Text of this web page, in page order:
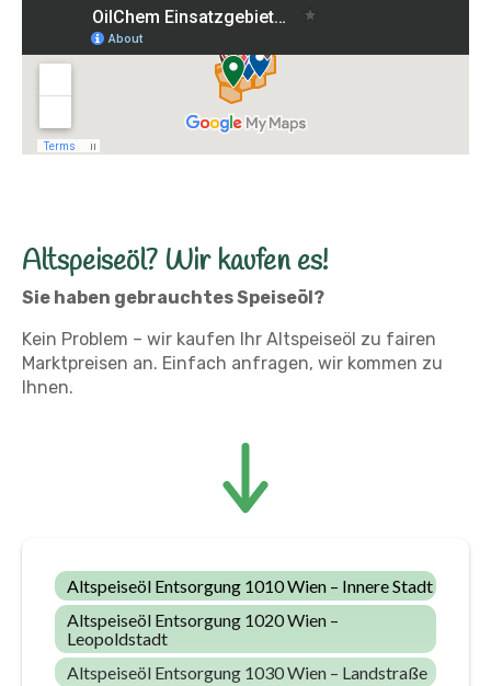
Altspeiseöl? Wir kaufen es!
Sie haben gebrauchtes Speiseöl?
Kein Problem – wir kaufen Ihr Altspeiseöl zu fairen
Marktpreisen an. Einfach anfragen, wir kommen zu
Ihnen.
Altspeiseöl Entsorgung 1010 Wien – Innere Stadt
Altspeiseöl Entsorgung 1020 Wien –
Leopoldstadt
Altspeiseöl Entsorgung 1030 Wien – Landstraße